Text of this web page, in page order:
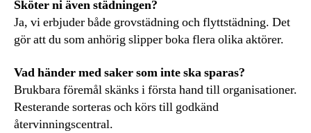
Sköter ni även städningen?
Ja, vi erbjuder både grovstädning och flyttstädning. Det
gör att du som anhörig slipper boka flera olika aktörer.
Vad händer med saker som inte ska sparas?
Brukbara föremål skänks i första hand till organisationer.
Resterande sorteras och körs till godkänd
återvinningscentral.